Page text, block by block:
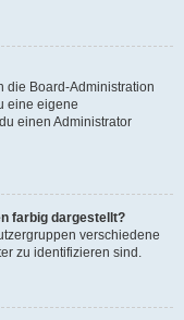
die Board-Administration
eine eigene
einen Administrator
farbig dargestellt?
verschiedene
zu identifizieren sind.